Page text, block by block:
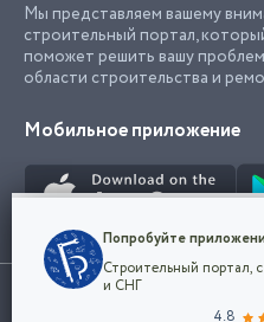
Мы представляем вашему
строительный портал,
поможет решить вашу
области строительства и
Мобильное приложение
Использование сайта, в том числе
Конфиденциальность
Мы используем файлы
наш сайт удобным для
Попробуйте
Строительный портал,
и СНГ
4.8